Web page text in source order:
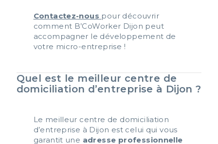
Contactez-nous pour découvrir
comment B’CoWorker Dijon peut
accompagner le développement de
votre micro-entreprise !
Quel est le meilleur centre de
domiciliation d’entreprise à Dijon ?
Le meilleur centre de domiciliation
d’entreprise à Dijon est celui qui vous
garantit une adresse professionnelle